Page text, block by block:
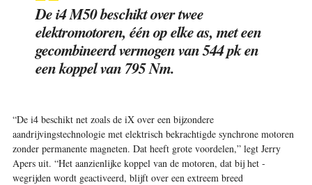
De i4 M50 beschikt over twee
elektromotoren, één op elke as, met een
gecombineerd vermogen van 544 pk en
een koppel van 795 Nm.
“De i4 beschikt net zoals de iX over een bijzondere
aandrijvingstechnologie met elektrisch bekrachtigde synchrone motoren
zonder permanente magneten. Dat heeft grote voordelen,” legt Jerry
Apers uit. “Het aanzienlijke koppel van de motoren, dat bij het ­
wegrijden wordt geactiveerd, blijft over een extreem breed